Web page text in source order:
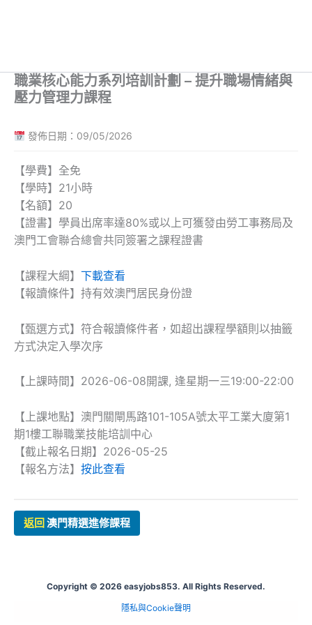
職業核心能力系列培訓計劃 – 提升職場情緒與
壓力管理力課程
發佈日期：09/05/2026
【學費】全免
【學時】21小時
【名額】20
【證書】學員出席率達80%或以上可獲發由勞工事務局及
澳門工會聯合總會共同簽署之課程證書
【課程大綱】 下載查看
【報讀條件】持有效澳門居民身份證
【甄選方式】符合報讀條件者，如超出課程學額則以抽籤
方式決定入學次序
【上課時間】2026-06-08開課, 逢星期一三19:00-22:00
【上課地點】澳門關閘馬路101-105A號太平工業大廈第1
期1樓工聯職業技能培訓中心
【截止報名日期】2026-05-25
【報名方法】 按此查看
返回澳門精選進修課程
Copyright © 2026 easyjobs853. All Rights Reserved.
隱私與Cookie聲明